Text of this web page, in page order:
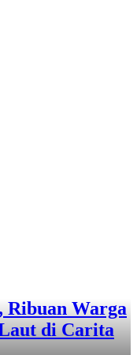
Ribuan Warga
di Carita